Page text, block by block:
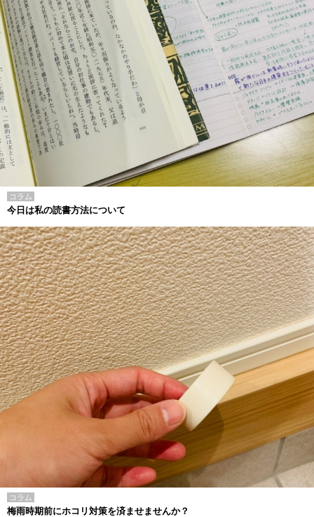
コラム
今日は私の読書方法について
コラム
梅雨時期前にホコリ対策を済ませませんか？